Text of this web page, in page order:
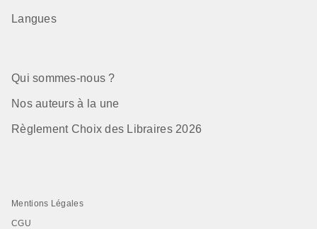
Langues
Qui sommes-nous ?
Nos auteurs à la une
Règlement Choix des Libraires 2026
Mentions Légales
CGU